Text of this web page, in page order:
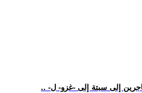
إلى سبتة إلى -غزو- ل